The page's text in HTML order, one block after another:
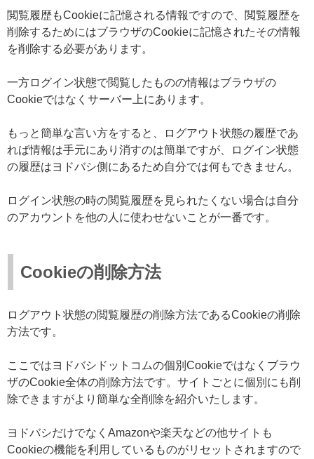
閲覧履歴もCookieに記憶される情報ですので、閲覧履歴を
削除するためにはブラウザのCookieに記憶されたその情報
を削除する必要があります。
一方ログイン状態で閲覧したものの情報はブラウザの
Cookieではなくサーバー上にあります。
もっと簡単な言い方をすると、ログアウト状態の履歴であ
れば情報は手元にあり消すのは簡単ですが、ログイン状態
の履歴はヨドバシ側にあるため自分では何もできません。
ログイン状態の時の閲覧履歴を見られたくない場合は自分
のアカウントを他の人に使わせないことが一番です。
Cookieの削除方法
ログアウト状態の閲覧履歴の削除方法であるCookieの削除
方法です。
ここではヨドバシドットコムの個別Cookieではなくブラウ
ザのCookie全体の削除方法です。サイトごとに個別にも削
除できますがより簡単な全削除を紹介いたします。
ヨドバシだけでなくAmazonや楽天などの他サイトも
Cookieの機能を利用しているものがリセットされますので